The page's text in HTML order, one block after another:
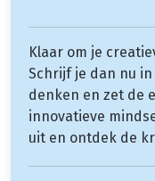
Klaar om je
Schrijf je dan nu
denken en zet de
innovatieve
uit en ontdek de